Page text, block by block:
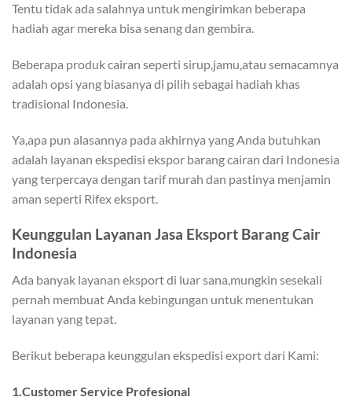
Tentu tidak ada salahnya untuk mengirimkan beberapa
hadiah agar mereka bisa senang dan gembira.
Beberapa produk cairan seperti sirup,jamu,atau semacamnya
adalah opsi yang biasanya di pilih sebagai hadiah khas
tradisional Indonesia.
Ya,apa pun alasannya pada akhirnya yang Anda butuhkan
adalah layanan ekspedisi ekspor barang cairan dari Indonesia
yang terpercaya dengan tarif murah dan pastinya menjamin
aman seperti Rifex eksport.
Keunggulan Layanan Jasa Eksport Barang Cair
Indonesia
Ada banyak layanan eksport di luar sana,mungkin sesekali
pernah membuat Anda kebingungan untuk menentukan
layanan yang tepat.
Berikut beberapa keunggulan ekspedisi export dari Kami:
1.Customer Service Profesional